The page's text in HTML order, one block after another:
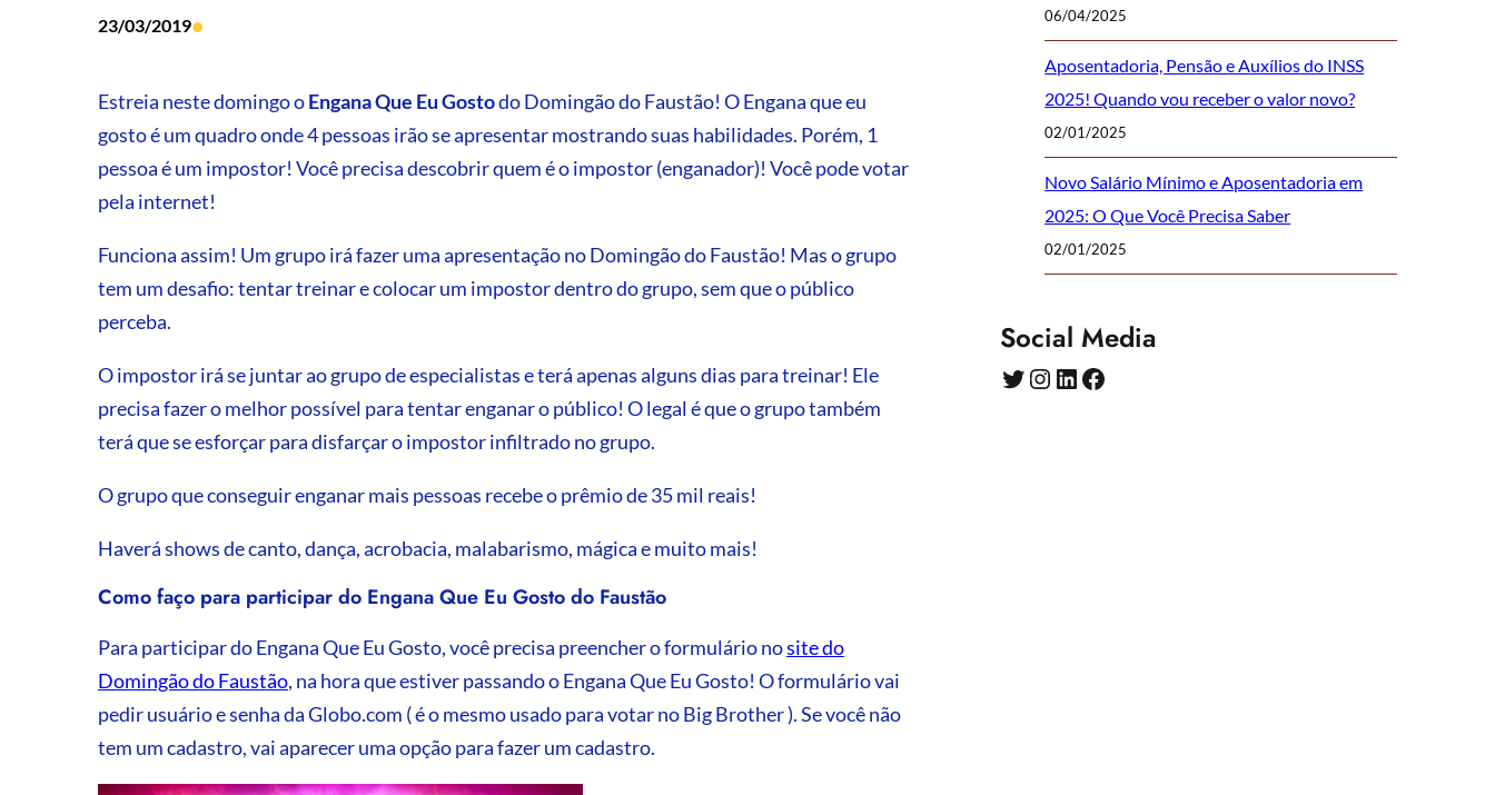
23/03/2019•
Estreia neste domingo oEngana Que Eu Gostodo Domingão do Faustão! O Engana que eu
gosto é um quadro onde 4 pessoas irão se apresentar mostrando suas habilidades. Porém, 1
pessoa é um impostor! Você precisa descobrir quem é o impostor (enganador)! Você pode votar
pela internet!
Funciona assim! Um grupo irá fazer uma apresentação no Domingão do Faustão! Mas o grupo
tem um desafio: tentar treinar e colocar um impostor dentro do grupo, sem que o público
perceba.
O impostor irá se juntar ao grupo de especialistas e terá apenas alguns dias para treinar! Ele
precisa fazer o melhor possível para tentar enganar o público! O legal é que o grupo também
terá que se esforçar para disfarçar o impostor infiltrado no grupo.
O grupo que conseguir enganar mais pessoas recebe o prêmio de 35 mil reais!
Haverá shows de canto, dança, acrobacia, malabarismo, mágica e muito mais!
Como faço para participar do Engana Que Eu Gosto do Faustão
Para participar do Engana Que Eu Gosto, você precisa preencher o formulário nosite do
Domingão do Faustão, na hora que estiver passando o Engana Que Eu Gosto! O formulário vai
pedir usuário e senha da Globo.com ( é o mesmo usado para votar no Big Brother ). Se você não
tem um cadastro, vai aparecer uma opção para fazer um cadastro.
06/04/2025
Aposentadoria, Pensão e Auxílios do INSS
2025! Quando vou receber o valor novo?
02/01/2025
Novo Salário Mínimo e Aposentadoria em
2025: O Que Você Precisa Saber
02/01/2025
Social Media
Twitter Instagram LinkedIn Facebook